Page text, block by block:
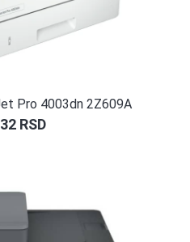
Pro 4003dn 2Z609A
RSD